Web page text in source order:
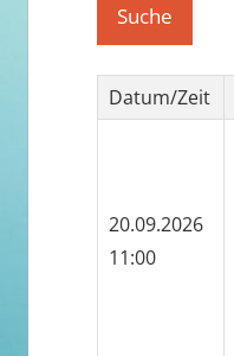
Suche
Datum/Zeit
20.09.2026
11:00